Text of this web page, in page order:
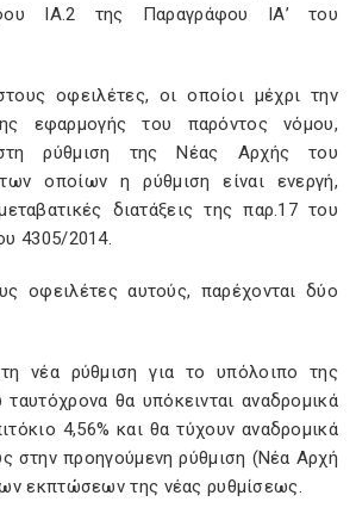
ΙΑ.2 της Παραγράφου ΙΑ’ του
οφειλέτες, οι οποίοι μέχρι την
εφαρμογής του παρόντος νόμου,
ρύθμιση της Νέας Αρχής του
οποίων η ρύθμιση είναι ενεργή,
διατάξεις της παρ.17 του
4305/2014.
οφειλέτες αυτούς, παρέχονται δύο
νέα ρύθμιση για το υπόλοιπο της
θα υπόκεινται αναδρομικά
4,56% και θα τύχουν αναδρομικά
στην προηγούμενη ρύθμιση (Νέα Αρχή
εκπτώσεων της νέας ρυθμίσεως.